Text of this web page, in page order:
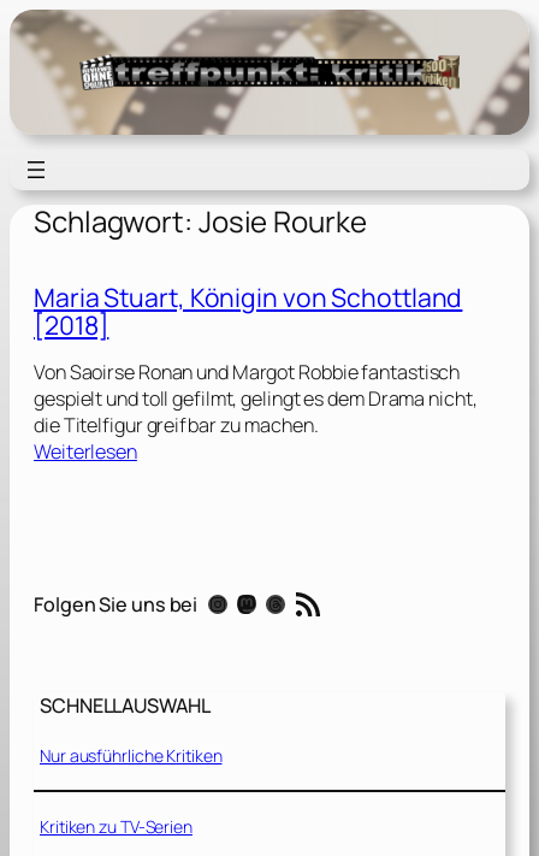
Zum
Inhalt
springen
Schlagwort: Josie Rourke
Maria Stuart, Königin von Schottland
[2018]
Von Saoirse Ronan und Margot Robbie fantastisch
gespielt und toll gefilmt, gelingt es dem Drama nicht,
die Titelfigur greifbar zu machen.
Weiterlesen:
S
r
,
K
ö
Folgen Sie uns bei Instagram Mastodon Threads RSS-Feed
SCHNELLAUSWAHL
Nur ausführliche Kritiken
Kritiken zu TV-Serien